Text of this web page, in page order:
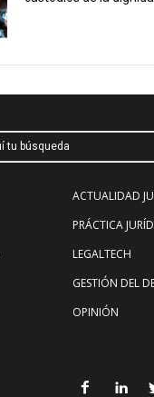
tu búsqueda
ACTUALIDAD
PRÁCTICA
LEGALTECH
GESTIÓN DEL
OPINIÓN